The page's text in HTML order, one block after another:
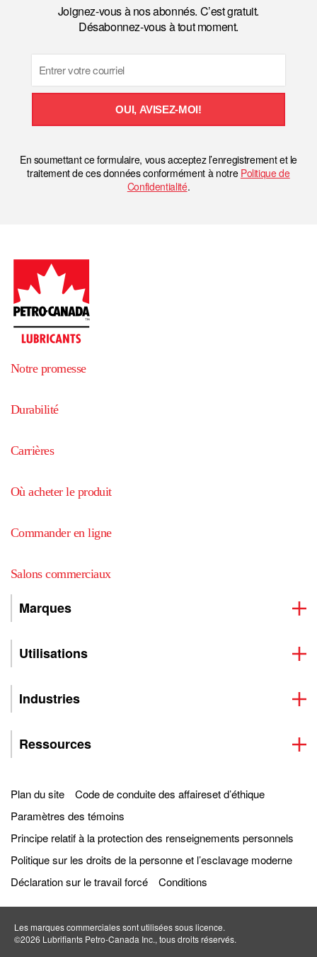
Joignez-vous à nos abonnés. C’est gratuit.
Désabonnez-vous à tout moment.
OUI, AVISEZ-MOI!
En soumettant ce formulaire, vous acceptez l’enregistrement et le
traitement de ces données conformément à notre Politique de
Confidentialité.
Notre promesse
Durabilité
Carrières
Où acheter le produit
Commander en ligne
Salons commerciaux
Marques
Utilisations
Industries
Ressources
Plan du site
Code de conduite des affaireset d’éthique
Paramètres des témoins
Principe relatif à la protection des renseignements personnels
Politique sur les droits de la personne et l’esclavage moderne
Déclaration sur le travail forcé
Conditions
Les marques commerciales sont utilisées sous licence.
©2026 Lubrifiants Petro‐Canada Inc., tous droits réservés.